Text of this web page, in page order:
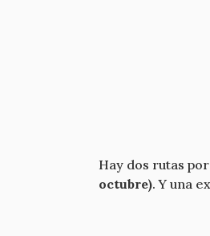
Hay dos rutas
octubre). Y una